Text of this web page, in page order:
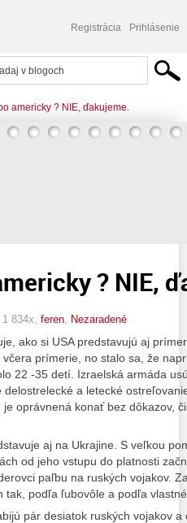
Registrácia Prihlásenie
americky ? NIE, ďakujeme.
? NIE,
1 834x, feren Nezaradené
ako si USA predstavujú aj
prímerie, no stalo sa, že
22 -35 detí. Izraelská armáda
a letecké
oprávnená konať bez dôkazov,
aj na Ukrajine. S veľkou
od jeho vstupu do platnosti
paľbu na ruských vojakov.
tak, podľa ľubovôle a podľa
pár desiatok ruských vojakov